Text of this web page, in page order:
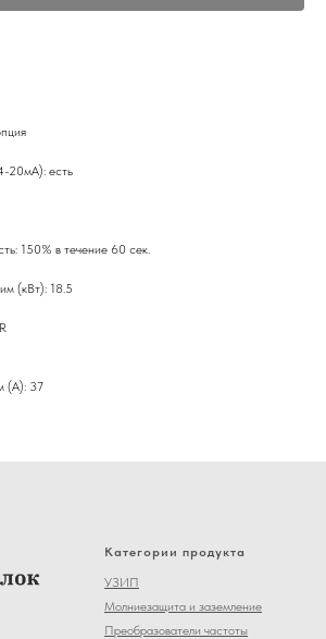
20мА): есть
150% в течение 60 сек.
(кВт): 18.5
(А): 37
Категории продукта
УЗИП
Молниезащита и заземление
Преобразователи частоты